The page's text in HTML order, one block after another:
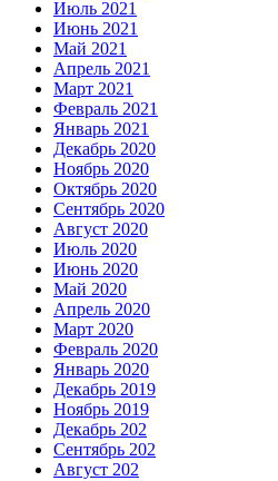
Июль 2021
Июнь 2021
Май 2021
Апрель 2021
Март 2021
Февраль 2021
Январь 2021
Декабрь 2020
Ноябрь 2020
Октябрь 2020
Сентябрь 2020
Август 2020
Июль 2020
Июнь 2020
Май 2020
Апрель 2020
Март 2020
Февраль 2020
Январь 2020
Декабрь 2019
Ноябрь 2019
Декабрь 202
Сентябрь 202
Август 202